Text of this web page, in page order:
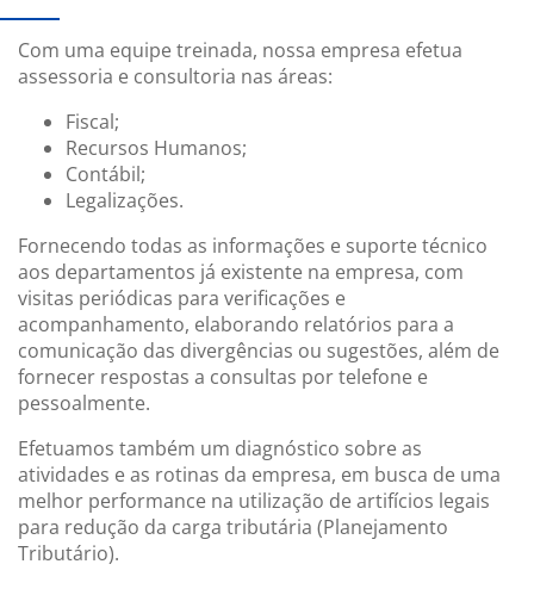
Com uma equipe treinada, nossa empresa efetua
assessoria e consultoria nas áreas:
Fiscal;
Recursos Humanos;
Contábil;
Legalizações.
Fornecendo todas as informações e suporte técnico
aos departamentos já existente na empresa, com
visitas periódicas para verificações e
acompanhamento, elaborando relatórios para a
comunicação das divergências ou sugestões, além de
fornecer respostas a consultas por telefone e
pessoalmente.
Efetuamos também um diagnóstico sobre as
atividades e as rotinas da empresa, em busca de uma
melhor performance na utilização de artifícios legais
para redução da carga tributária (Planejamento
Tributário).